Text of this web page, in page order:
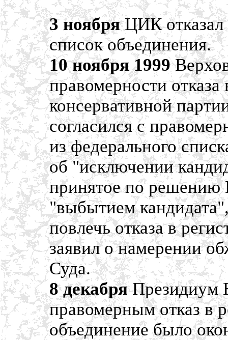
3 ноябряЦИК отказал
список объединения.
10 ноября 1999
правомерности
консервативной
согласился с
из федерального
об "исключении
принятое по решению
"выбытием
повлечь отказа в
заявил о намерении
Суда.
8 декабряПрезидиум
правомерным отказ в
объединение было